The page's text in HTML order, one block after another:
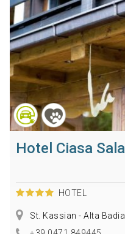
Hotel Ciasa
HOTEL
St. Kassian - Alta Badia